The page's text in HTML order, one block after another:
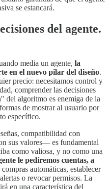
se estancará.
del agente.
media un agente, la
en el nuevo pilar del diseño.
precio: necesitamos control y
comprender las decisiones
del algoritmo es enemiga de la
de mostrar al usuario por
específico.
compatibilidad con
sus valores— es fundamental
como valiosa, y no como una
le pediremos cuentas, a
automáticas, establecer
o revocar permisos. La
en una característica del